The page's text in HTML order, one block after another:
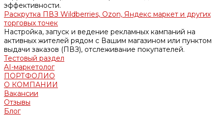
эффективности.
Раскрутка ПВЗ Wildberries, Ozon, Яндекс маркет и других
торговых точек
Настройка, запуск и ведение рекламных кампаний на
активных жителей рядом с Вашим магазином или пунктом
выдачи заказов (ПВЗ), отслеживание покупателей.
Тестовый раздел
AI-маркетолог
ПОРТФОЛИО
О КОМПАНИИ
Вакансии
Отзывы
Блог